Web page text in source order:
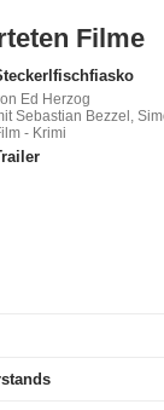
Filme
Ed Herzog
Sebastian Bezzel,
- Krimi